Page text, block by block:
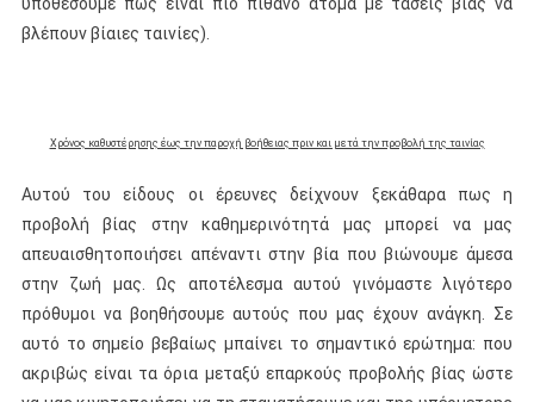
βλέπουν βίαιες ταινίες).
Χρόνος καθυστέρησης έως την παροχή βοήθειας πριν και μετά την προβολή της ταινίας
Αυτού του είδους οι έρευνες δείχνουν ξεκάθαρα πως η
προβολή βίας στην καθημερινότητά μας μπορεί να μας
απευαισθητοποιήσει απέναντι στην βία που βιώνουμε άμεσα
στην ζωή μας. Ως αποτέλεσμα αυτού γινόμαστε λιγότερο
πρόθυμοι να βοηθήσουμε αυτούς που μας έχουν ανάγκη. Σε
αυτό το σημείο βεβαίως μπαίνει το σημαντικό ερώτημα: που
ακριβώς είναι τα όρια μεταξύ επαρκούς προβολής βίας ώστε